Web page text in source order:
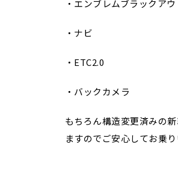
・エンブレムブラックアウ
・ナビ
・ETC2.0
・バックカメラ
もちろん構造変更済みの
ますのでご安心してお乗